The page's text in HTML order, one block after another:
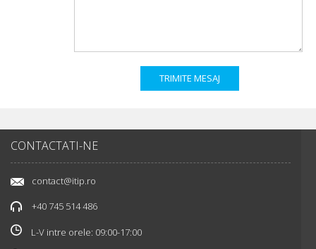
CONTACTATI-NE
contact@itip.ro
+40 745 514 486
L-V intre orele: 09:00-17:00